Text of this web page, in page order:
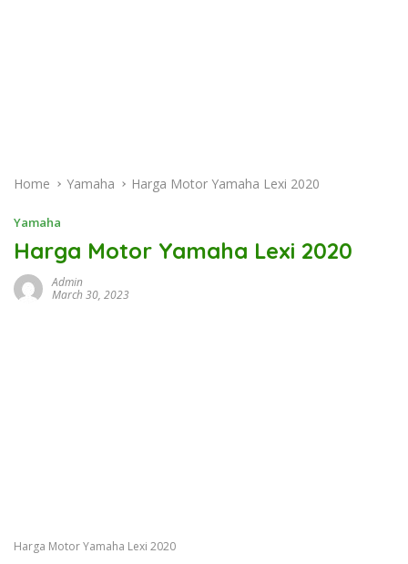
Home Yamaha Harga Motor Yamaha Lexi 2020
Yamaha
Harga Motor Yamaha Lexi 2020
Admin
March 30, 2023
Harga Motor Yamaha Lexi 2020